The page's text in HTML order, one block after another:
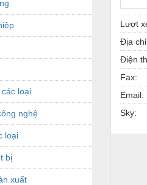
loại
nghệ
loại
bị
xuất
Lượt
Địa
Điện
Fax:
Email:
Sky: